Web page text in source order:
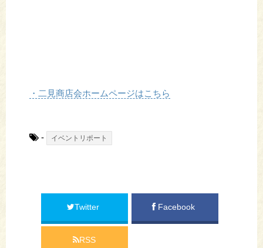
・二見商店会ホームページはこちら
- イベントリポート
Twitter Facebook
RSS